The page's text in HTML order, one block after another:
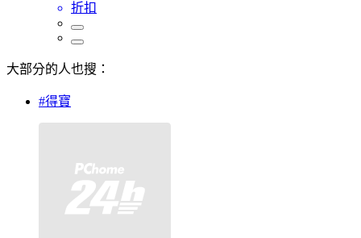
折扣
大部分的人也搜：
#得寶